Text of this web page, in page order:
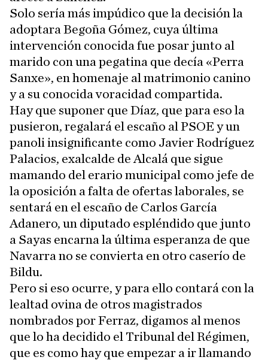
Solo sería más impúdico que la decisión la
adoptara Begoña Gómez, cuya última
intervención conocida fue posar junto al
marido con una pegatina que decía «Perra
Sanxe», en homenaje al matrimonio canino
y a su conocida voracidad compartida.
Hay que suponer que Díaz, que para eso la
pusieron, regalará el escaño al PSOE y un
panoli insignificante como Javier Rodríguez
Palacios, exalcalde de Alcalá que sigue
mamando del erario municipal como jefe de
la oposición a falta de ofertas laborales, se
sentará en el escaño de Carlos García
Adanero, un diputado espléndido que junto
a Sayas encarna la última esperanza de que
Navarra no se convierta en otro caserío de
Bildu.
Pero si eso ocurre, y para ello contará con la
lealtad ovina de otros magistrados
nombrados por Ferraz, digamos al menos
que lo ha decidido el Tribunal del Régimen,
que es como hay que empezar a ir llamando